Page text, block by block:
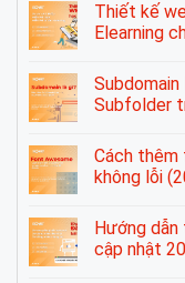
Thiết kế
Elearning
Subdomain
Subfolder
Cách thêm
không lỗi
Hướng
cập nhật